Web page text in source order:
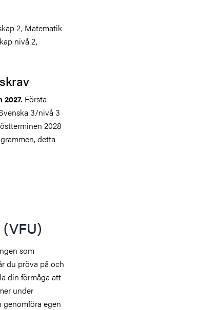
2, Matematik
nivå 2,
Första
3/nivå 3
2028
detta
som
du pröva på och
din förmåga att
under
egen